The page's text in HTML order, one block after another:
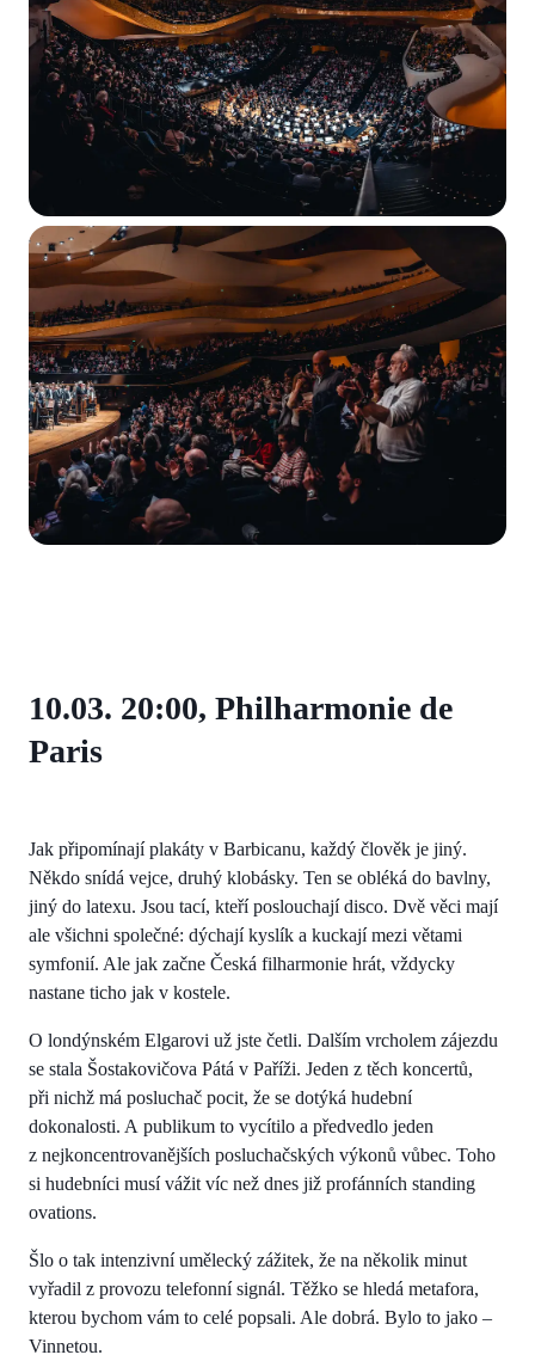
10.03. 20:00, Philharmonie de
Paris
Jak připomínají plakáty v Barbicanu, každý člověk je jiný.
Někdo snídá vejce, druhý klobásky. Ten se obléká do bavlny,
jiný do latexu. Jsou tací, kteří poslouchají disco. Dvě věci mají
ale všichni společné: dýchají kyslík a kuckají mezi větami
symfonií. Ale jak začne Česká filharmonie hrát, vždycky
nastane ticho jak v kostele.
O londýnském Elgarovi už jste četli. Dalším vrcholem zájezdu
se stala Šostakovičova Pátá v Paříži. Jeden z těch koncertů,
při nichž má posluchač pocit, že se dotýká hudební
dokonalosti. A publikum to vycítilo a předvedlo jeden
z nejkoncentrovanějších posluchačských výkonů vůbec. Toho
si hudebníci musí vážit víc než dnes již profánních standing
ovations.
Šlo o tak intenzivní umělecký zážitek, že na několik minut
vyřadil z provozu telefonní signál. Těžko se hledá metafora,
kterou bychom vám to celé popsali. Ale dobrá. Bylo to jako –
Vinnetou.